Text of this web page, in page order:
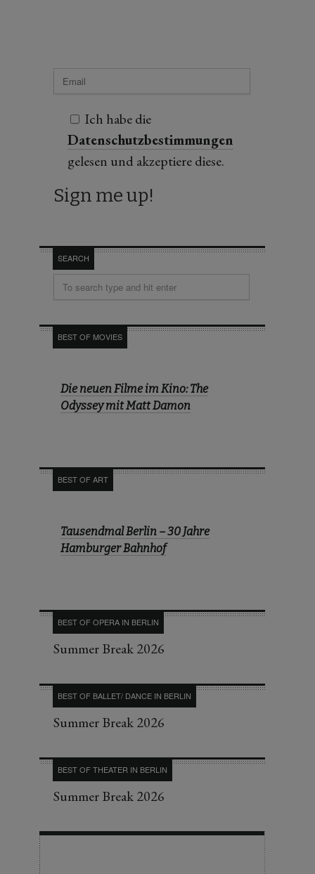
Ich habe die
Datenschutzbestimmungen
gelesen und akzeptiere diese.
SEARCH
BEST OF MOVIES
Die neuen Filme im Kino: The
Odyssey mit Matt Damon
BEST OF ART
Tausendmal Berlin – 30 Jahre
Hamburger Bahnhof
BEST OF OPERA IN BERLIN
Summer Break 2026
BEST OF BALLET/ DANCE IN BERLIN
Summer Break 2026
BEST OF THEATER IN BERLIN
Summer Break 2026